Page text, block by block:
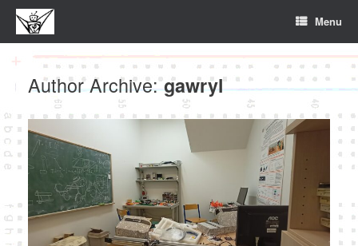
Skip
content
Menu
Author Archive:gawryl